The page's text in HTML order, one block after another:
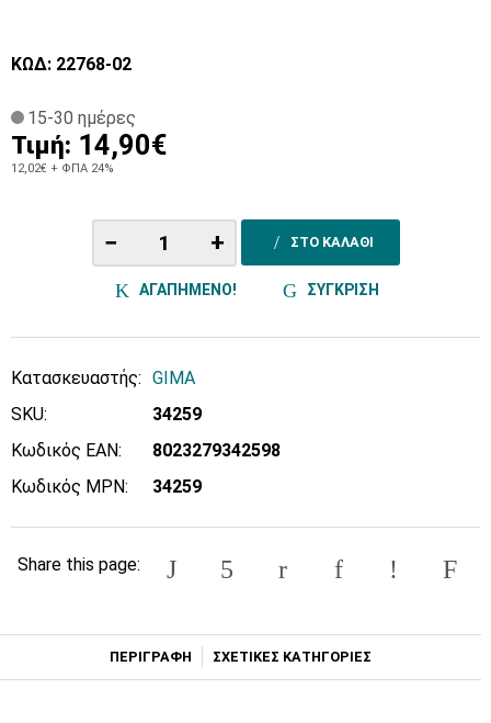
ΚΩΔ: 22768-02
15-30 ημέρες
Τιμή: 14,90€
12,02€ + ΦΠΑ 24%
− + ΣΤΟ ΚΑΛΑΘΙ
ΑΓΑΠΗΜΕΝΟ! ΣΥΓΚΡΙΣΗ
Κατασκευαστής: GIMA
SKU:
34259
Κωδικός EAN:
8023279342598
Κωδικός MPN:
34259
Share this page:
ΠΕΡΙΓΡΑΦΗ ΣΧΕΤΙΚΕΣ ΚΑΤΗΓΟΡΙΕΣ